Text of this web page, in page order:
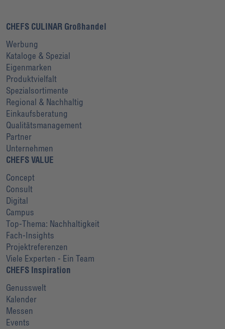
CHEFS CULINAR Großhandel
Werbung
Kataloge & Spezial
Eigenmarken
Produktvielfalt
Spezialsortimente
Regional & Nachhaltig
Einkaufsberatung
Qualitätsmanagement
Partner
Unternehmen
CHEFS VALUE
Concept
Consult
Digital
Campus
Top-Thema: Nachhaltigkeit
Fach-Insights
Projektreferenzen
Viele Experten - Ein Team
CHEFS Inspiration
Genusswelt
Kalender
Messen
Events